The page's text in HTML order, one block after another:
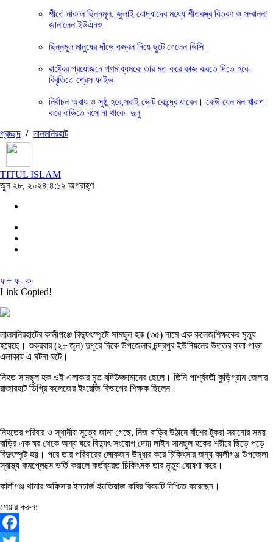
শীতে নাকাল ছিন্নমূল, জুলাই যোদ্ধাদের মধ্যে শীতবস্ত্র বিতরণ ও সম্মাননা
জানালেন ইউএনও
ছিন্নমূল মানুষের দাঁড়ে কম্বল নিয়ে ছুটে গেলেন ডিসি
রাষ্ট্রের প্রয়োজনে গণমাধ্যমকে তার মত করে কাজ করতে দিতে হবে-
বিবৃতিতে প্রেস ফাইভ
নির্বাচন অবাধ ও সুষ্ঠু হবে,সবাই ভোট কেন্দ্রে যাবেন। কেউ যেন মন খারাপ
করে বাড়িতে বসে না থাকে- দুলু
প্রচ্ছদ / লালমনিরহাট
TITUL ISLAM
জুন ২৮, ২০২৪ ৪:১২ অপরাহ্ণ
ফ+ ফ- ফ
Link Copied!
লালমনিরহাটের কালীগঞ্জে বিদ্যুৎস্পৃষ্টে সামছুল হক (৩৫) নামে এক কলেজশিক্ষকের মৃত্যু
হয়েছে। শুক্রবার (২৮ জুন) দুপুরে দিকে উপজেলার চন্দ্রপুর ইউনিয়নের উত্তর বালা পাড়া
এলাকায় এ ঘটনা ঘটে।
নিহত সামছুল হক ওই এলাকার মৃত বদিউজ্জামানের ছেলে। তিনি পার্শ্ববর্তী কুড়িগ্রাম জেলার
রাজারহাট ডিগ্রি কলেজের ইংরেজি বিভাগের শিক্ষক ছিলেন।
নিহতের পরিবার ও স্থানীয় সূত্রে জানা গেছে, নিজ বাড়ির উঠানে বাঁশের টুকরা সরানোর সময়
বাড়ির এক ঘর থেকে অন্য ঘরে বিদ্যুৎ সংযোগ দেয়া লাইন সামছুল হকের শরীরে ছিড়ে পড়ে
বিদুৎস্পৃষ্ট হয়। পরে তার পরিবারের লোকজন উদ্ধার করে চিকিৎসার জন্য কালীগঞ্জ উপজেলা
স্বাস্থ্য কমপ্লেক্সে ভর্তি করালে কর্তব্যরত চিকিৎসক তার মৃত্যু ঘোষণা করে।
কালীগঞ্জ থানার অফিসার ইনচার্জ ইমতিয়াজ কবির বিষয়টি নিশ্চিত করেছেন।
শেয়ার করুন: